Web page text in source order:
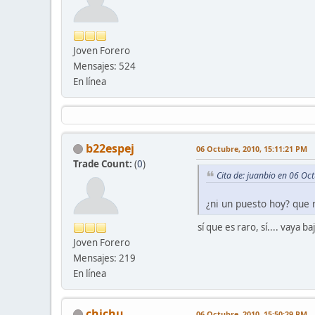
Joven Forero
Mensajes: 524
En línea
b22espej
Trade Count: (0)
Joven Forero
Mensajes: 219
En línea
06 Octubre, 2010, 15:11:21 PM
Cita de: juanbio en 06
¿ni un puesto hoy? que
sí que es raro, sí.... vaya